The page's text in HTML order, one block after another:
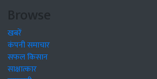
Browse
खबरें
कंपनी समाचार
सफल किसान
साक्षात्कार